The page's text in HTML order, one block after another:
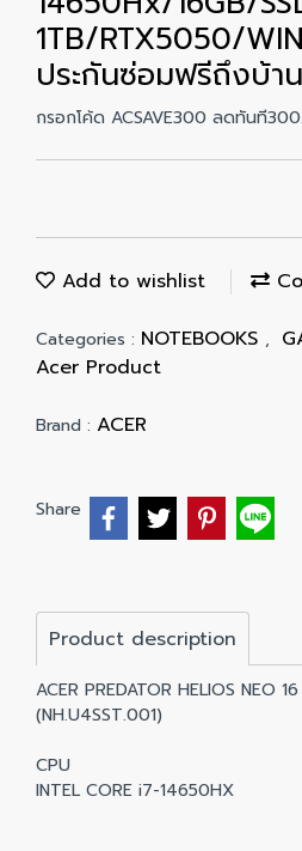
1TB/RTX5050/
ประกันซ่อมฟรีถึงบ้า
กรอกโค้ด ACSAVE300 ลดทันที
Add to wishlist
Categories : NOTEBOOKS ,
Acer Product
Brand : ACER
Share
Product description
ACER PREDATOR HELIOS NEO
(NH.U4SST.001)
CPU
INTEL CORE i7-14650HX